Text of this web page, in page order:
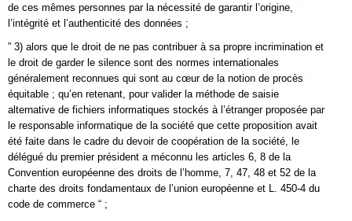
de ces mêmes personnes par la nécessité de garantir l’origine,
l’intégrité et l’authenticité des données ;
” 3) alors que le droit de ne pas contribuer à sa propre incrimination et
le droit de garder le silence sont des normes internationales
généralement reconnues qui sont au cœur de la notion de procès
équitable ; qu’en retenant, pour valider la méthode de saisie
alternative de fichiers informatiques stockés à l’étranger proposée par
le responsable informatique de la société que cette proposition avait
été faite dans le cadre du devoir de coopération de la société, le
délégué du premier président a méconnu les articles 6, 8 de la
Convention européenne des droits de l’homme, 7, 47, 48 et 52 de la
charte des droits fondamentaux de l’union européenne et L. 450-4 du
code de commerce “ ;